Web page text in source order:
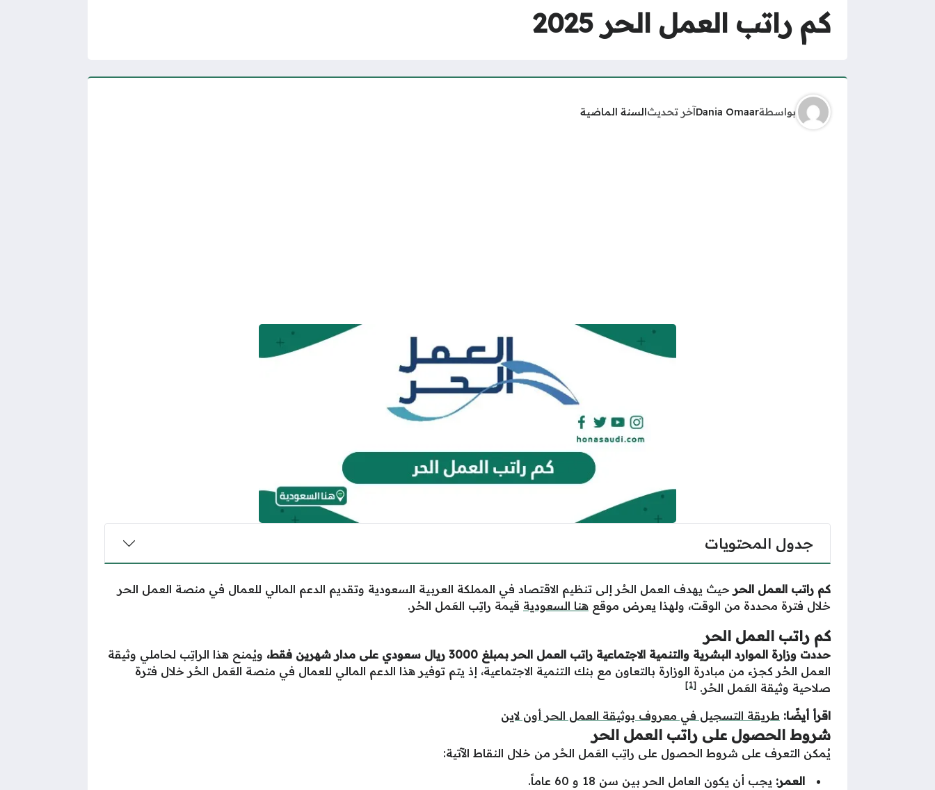
كم راتب العمل الحر 2025
بواسطةDania Omaarآخر تحديثالسنة الماضية
جدول المحتويات
كم راتب العمل الحر حيث يهدف العمل الحُر إلى تنظيم الاقتصاد في المملكة العربية السعودية وتقديم الدعم المالي للعمال في منصة العمل الحر
خلال فترة محددة من الوقت، ولهذا يعرض موقع هنا السعودية قيمة راتِب العَمل الحُر.
كم راتب العمل الحر
حددت وزارة الموارد البشرية والتنمية الاجتماعية راتب العمل الحر بمبلغ 3000 ريال سعودي على مدار شهرين فقط،
ويُمنح هذا الراتِب لحاملي وثيقة
العمل الحُر كجزء من مبادرة الوزارة بالتعاون مع بنك التنمية الاجتماعية، إذ يتم توفير هذا الدعم المالي للعمال في منصة العَمل الحُر خلال فترة
صلاحية وثيقة العَمل الحُر. [1]
اقرأ أيضًا: طريقة التسجيل في معروف بوثيقة العمل الحر أون لاين
شروط الحصول على راتب العمل الحر
يُمكن التعرف على شروط الحصول على راتِب العَمل الحُر من خلال النقاط الآتية:
العمر: يجب أن يكون العامل الحر بين سن 18 و 60 عاماً.